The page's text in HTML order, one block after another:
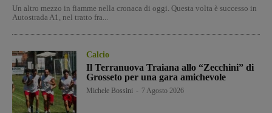
Un altro mezzo in fiamme nella cronaca di oggi. Questa volta è successo in
Autostrada A1, nel tratto fra...
Calcio
Il Terranuova Traiana allo “Zecchini” di
Grosseto per una gara amichevole
Michele Bossini 7 Agosto 2026